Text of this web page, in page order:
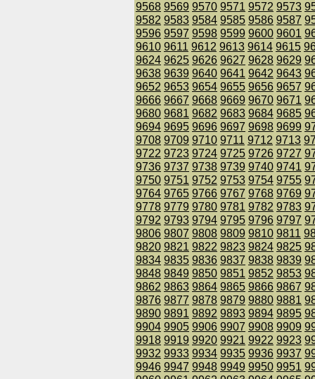
9568 9569 9570 9571 9572 9573
9582 9583 9584 9585 9586 9587
9596 9597 9598 9599 9600 9601
9610 9611 9612 9613 9614 9615
9624 9625 9626 9627 9628 9629
9638 9639 9640 9641 9642 9643
9652 9653 9654 9655 9656 9657
9666 9667 9668 9669 9670 9671
9680 9681 9682 9683 9684 9685
9694 9695 9696 9697 9698 9699
9708 9709 9710 9711 9712 9713
9722 9723 9724 9725 9726 9727
9736 9737 9738 9739 9740 9741
9750 9751 9752 9753 9754 9755
9764 9765 9766 9767 9768 9769
9778 9779 9780 9781 9782 9783
9792 9793 9794 9795 9796 9797
9806 9807 9808 9809 9810 9811
9820 9821 9822 9823 9824 9825
9834 9835 9836 9837 9838 9839
9848 9849 9850 9851 9852 9853
9862 9863 9864 9865 9866 9867
9876 9877 9878 9879 9880 9881
9890 9891 9892 9893 9894 9895
9904 9905 9906 9907 9908 9909
9918 9919 9920 9921 9922 9923
9932 9933 9934 9935 9936 9937
9946 9947 9948 9949 9950 9951